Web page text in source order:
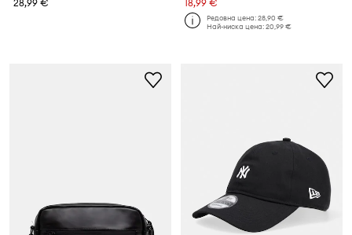
28,99 € 18,99 €
Редовна цена:28,90 €
Най-ниска цена:20,99 €